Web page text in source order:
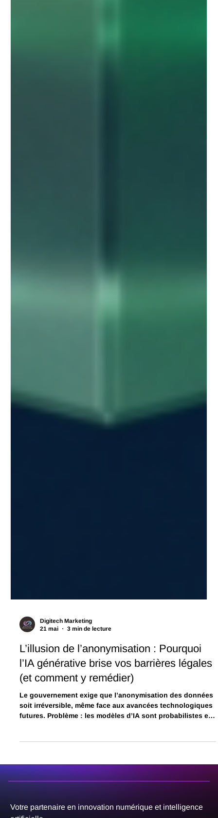
21 mai
3 min de lecture
L’illusion de l’anonymisation : Pourquoi
l’IA générative brise vos barrières légales
(et comment y remédier)
Le gouvernement exige que l’anonymisation des données
soit irréversible, même face aux avancées technologiques
excellent à recréer les liens brisés par l’effet mosaïque.
pourquoi l’architecture RAG déterministe est la seule voie
logique pour respecter la Loi 25.